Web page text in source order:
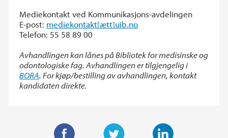
Mediekontakt ved Kommunikasjons-avdelingen
E-post: mediekontakt[ætt]uib.no
Telefon: 55 58 89 00
Avhandlingen kan lånes på Bibliotek for medisinske og
odontologiske fag. Avhandlingen er tilgjengelig i
BORA. For kjøp/bestilling av avhandlingen, kontakt
kandidaten direkte.